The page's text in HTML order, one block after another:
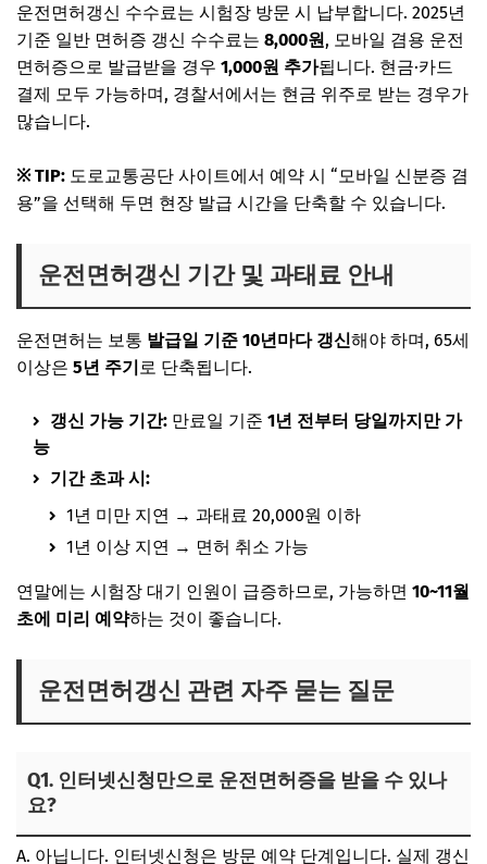
운전면허갱신 수수료는 시험장 방문 시 납부합니다. 2025년
기준 일반 면허증 갱신 수수료는 8,000원, 모바일 겸용 운전
면허증으로 발급받을 경우 1,000원 추가됩니다. 현금·카드
결제 모두 가능하며, 경찰서에서는 현금 위주로 받는 경우가
많습니다.
※ TIP: 도로교통공단 사이트에서 예약 시 “모바일 신분증 겸
용”을 선택해 두면 현장 발급 시간을 단축할 수 있습니다.
운전면허갱신 기간 및 과태료 안내
운전면허는 보통 발급일 기준 10년마다 갱신해야 하며, 65세
이상은 5년 주기 로 단축됩니다.
갱신 가능 기간: 만료일 기준 1년 전부터 당일까지만 가
능
기간 초과 시:
1년 미만 지연 → 과태료 20,000원 이하
1년 이상 지연 → 면허 취소 가능
연말에는 시험장 대기 인원이 급증하므로, 가능하면 10~11월
초에 미리 예약하는 것이 좋습니다.
운전면허갱신 관련 자주 묻는 질문
Q1. 인터넷신청만으로 운전면허증을 받을 수 있나
요?
A. 아닙니다. 인터넷신청은 방문 예약 단계입니다. 실제 갱신